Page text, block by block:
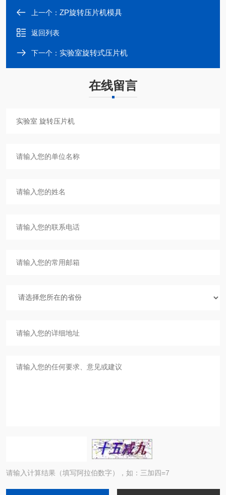
上一个： ZP旋转压片机模具
返回列表
下一个： 实验室旋转式压片机
在线留言
请输入计算结果（填写阿拉伯数字），如：三加四=7